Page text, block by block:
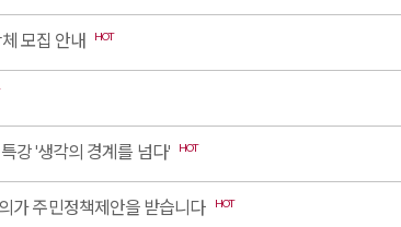
모집 안내 HOT
강 '생각의 경계를 넘다' HOT
가 주민정책제안을 받습니다 HOT